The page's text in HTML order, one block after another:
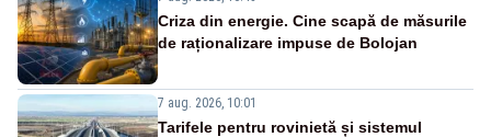
Criza din energie. Cine scapă de măsurile
de raționalizare impuse de Bolojan
7 aug. 2026, 10:01
Tarifele pentru rovinietă și sistemul